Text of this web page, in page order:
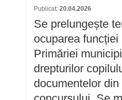
Publicat: 20.04.2026
Se prelungește
ocuparea
Primăriei
drepturilor
documentelor